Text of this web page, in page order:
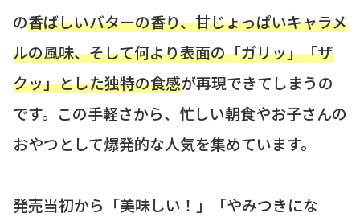
の香ばしいバターの香り、甘じょっぱいキャラメ
ルの風味、そして何より表面の「ガリッ」「ザ
クッ」とした独特の食感が再現できてしまうの
です。この手軽さから、忙しい朝食やお子さんの
おやつとして爆発的な人気を集めています。
発売当初から「美味しい！」「やみつきにな